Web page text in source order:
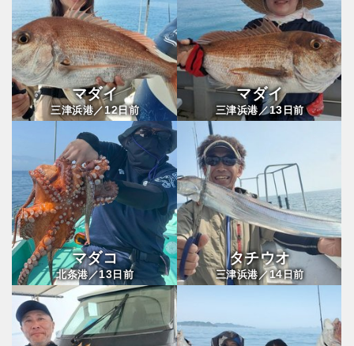
マダイ
三津浜港／12日前
マダイ
三津浜港／13 日前
マダコ
北条港／13日前
タチウオ
三津浜港／14日前